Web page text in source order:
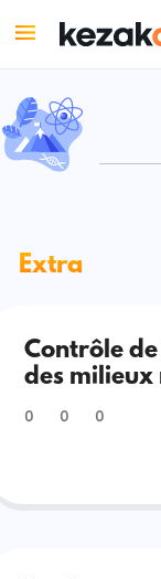
Extra
Contrôle
des
0 0 0